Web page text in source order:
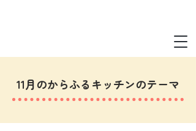
11月のからふるキッチンのテーマ